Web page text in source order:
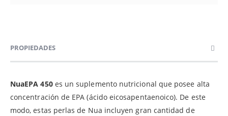
PROPIEDADES
NuaEPA 450es un suplemento nutricional que posee alta
concentración de EPA (ácido eicosapentaenoico). De este
modo, estas perlas de Nua incluyen gran cantidad de